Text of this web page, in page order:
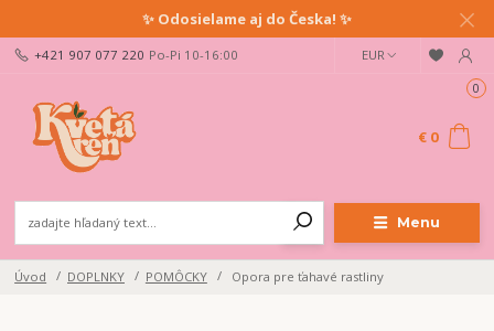
✨ Odosielame aj do Česka! ✨
Menu
EUR
+421 907 077 220 Po-Pi 10-16:00
0
€ 0
Úvod DOPLNKY POMÔCKY Opora pre ťahavé rastliny